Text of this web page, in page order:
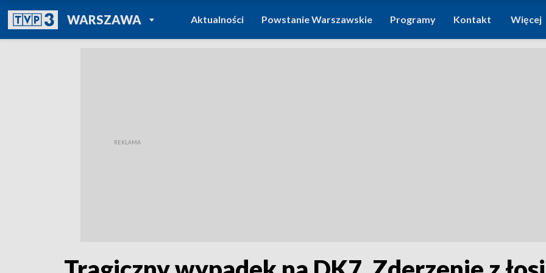
WARSZAWAPOWRÓT DO
TVP REGIONY
Aktualności Powstanie Warszawskie Programy Kontakt Więcej